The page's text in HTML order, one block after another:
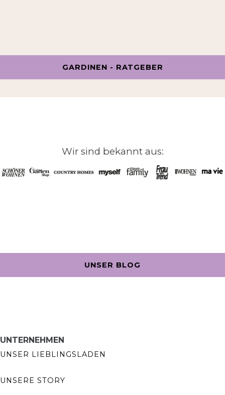
GARDINEN - RATGEBER
Wir sind bekannt aus:
UNSER BLOG
UNTERNEHMEN
UNSER LIEBLINGSLADEN
UNSERE STORY